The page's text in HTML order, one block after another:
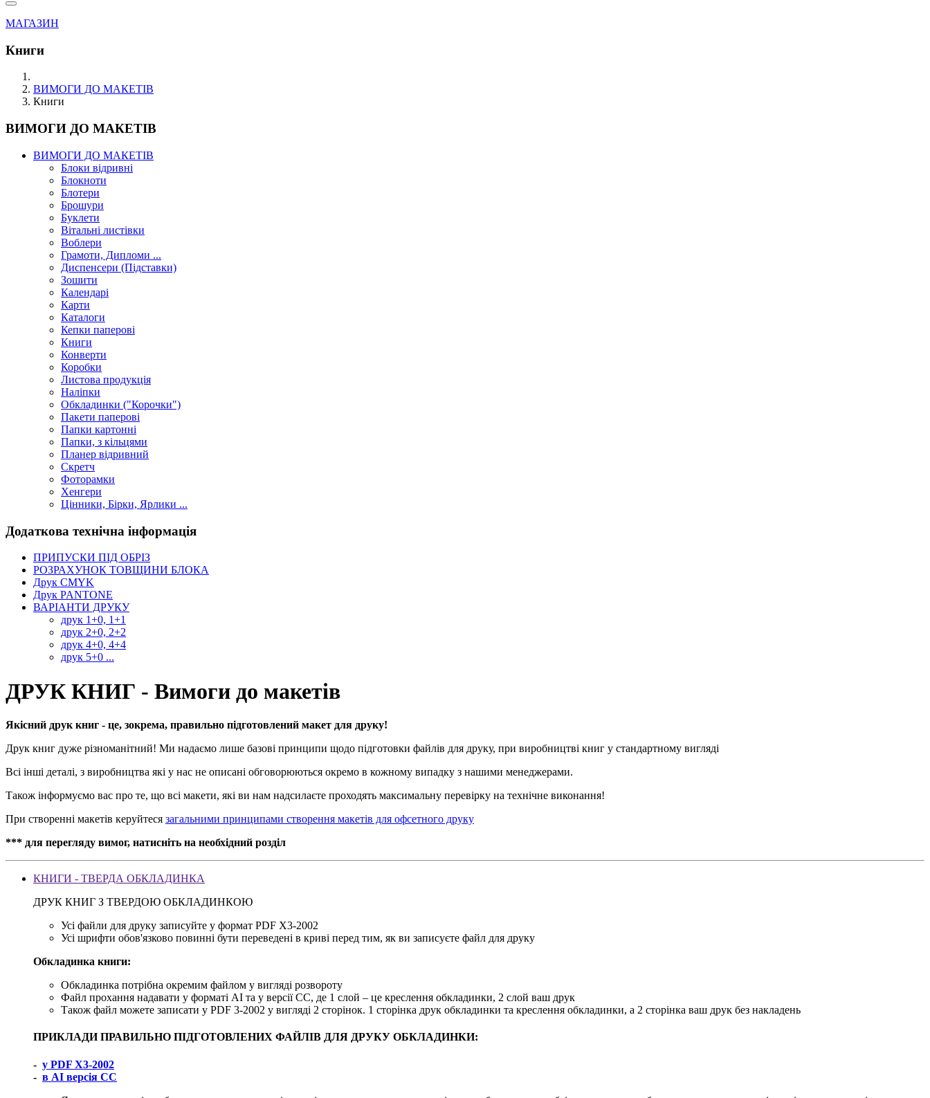
МАГАЗИН
Книги
ВИМОГИ ДО МАКЕТІВ
Книги
ВИМОГИ ДО МАКЕТІВ
ВИМОГИ ДО МАКЕТІВ
Блоки відривні
Блокноти
Блотери
Брошури
Буклети
Вітальні листівки
Воблери
Грамоти, Дипломи ...
Диспенсери (Підставки)
Зошити
Календарі
Карти
Каталоги
Кепки паперові
Книги
Конверти
Коробки
Листова продукція
Наліпки
Обкладинки ("Корочки")
Пакети паперові
Папки картонні
Папки, з кільцями
Планер відривний
Скретч
Фоторамки
Хенгери
Цінники, Бірки, Ярлики ...
Додаткова технічна інформація
ПРИПУСКИ ПІД ОБРІЗ
РОЗРАХУНОК ТОВЩИНИ БЛОКА
Друк CMYK
Друк PANTONE
ВАРІАНТИ ДРУКУ
друк 1+0, 1+1
друк 2+0, 2+2
друк 4+0, 4+4
друк 5+0 ...
ДРУК КНИГ - Вимоги до макетів
Якісний друк книг - це, зокрема, правильно підготовлений макет для друку!
Друк книг дуже різноманітний! Ми надаємо лише базові принципи щодо підготовки файлів для друку, при виробництві книг у стандартному вигляді
Всі інші деталі, з виробництва які у нас не описані обговорюються окремо в кожному випадку з нашими менеджерами.
Також інформуємо вас про те, що всі макети, які ви нам надсилаєте проходять максимальну перевірку на технічне виконання!
При створенні макетів керуйтеся загальними принципами створення макетів для офсетного друку
*** для перегляду вимог, натисніть на необхідний розділ
КНИГИ - ТВЕРДА ОБКЛАДИНКА
ДРУК КНИГ З ТВЕРДОЮ ОБКЛАДИНКОЮ
Усі файли для друку записуйте у формат PDF X3-2002
Усі шрифти обов'язково повинні бути переведені в криві перед тим, як ви записуєте файл для друку
Обкладинка книги:
Обкладинка потрібна окремим файлом у вигляді розвороту
Файл прохання надавати у форматі AI та у версії СС, де 1 слой – це креслення обкладинки, 2 слой ваш друк
Також файл можете записати у PDF 3-2002 у вигляді 2 сторінок. 1 сторінка друк обкладинки та креслення обкладинки, а 2 сторінка ваш друк без накладень
ПРИКЛАДИ ПРАВИЛЬНО ПІДГОТОВЛЕНИХ ФАЙЛІВ ДЛЯ ДРУКУ ОБКЛАДИНКИ:
- у PDF X3-2002
- в AI версія СС